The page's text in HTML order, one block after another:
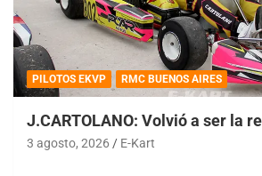
PILOTOS EKVP RMC BUENOS AIRES
J.CARTOLANO: Volvió a ser la
3 agosto, 2026 E-Kart